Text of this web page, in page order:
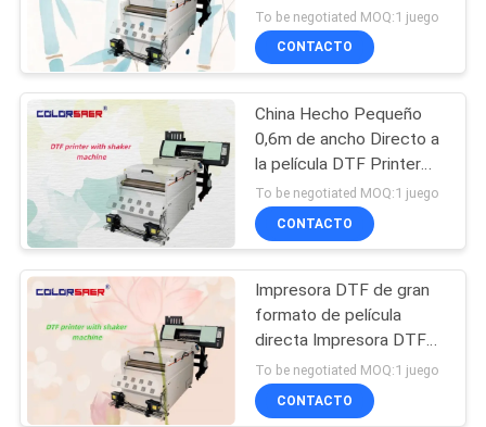
impresora solvente
del eco
Impresora de la
bandera
con agitador de polvo
todo en uno
To be negotiated MOQ:1 juego
CONTACTO
China Hecho Pequeño
0,6m de ancho Directo a
la película DTF Printer
Pulverizador de agitación
para camisetas con
capucha
To be negotiated MOQ:1 juego
CONTACTO
Impresora DTF de gran
formato de película
directa Impresora DTF
de rollo a rollo para ropa y
camisetas en estado
nuevo
To be negotiated MOQ:1 juego
CONTACTO